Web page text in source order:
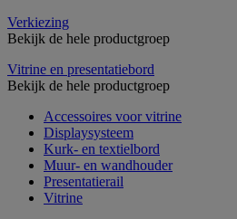
Verkiezing
Bekijk de hele productgroep
Vitrine en presentatiebord
Bekijk de hele productgroep
Accessoires voor vitrine
Displaysysteem
Kurk- en textielbord
Muur- en wandhouder
Presentatierail
Vitrine